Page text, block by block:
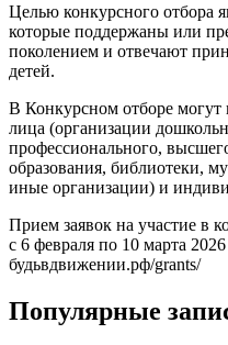
Целью конкурсного отбора
которые поддержаны или
поколением и отвечают
детей.
В Конкурсном отборе могут
лица (организации
профессионального,
образования, библиотеки,
иные организации) и
Прием заявок на участие в
с 6 февраля по 10 марта
будьвдвижении.рф/grants/
Популярные